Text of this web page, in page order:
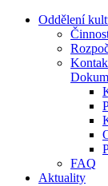
Oddělení
FAQ
Aktuality